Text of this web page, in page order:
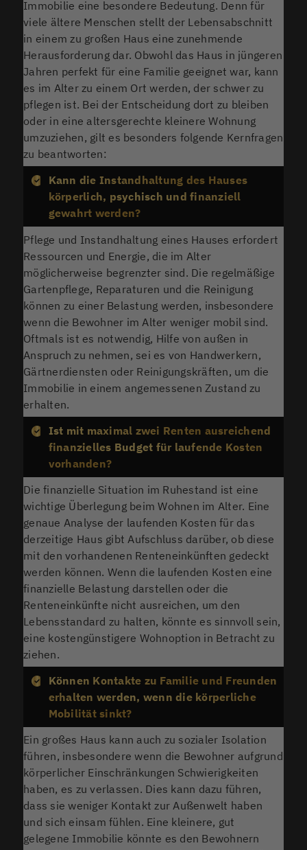
Immobilie eine besondere Bedeutung. Denn für
viele ältere Menschen stellt der Lebensabschnitt
in einem zu großen Haus eine zunehmende
Herausforderung dar. Obwohl das Haus in jüngeren
Jahren perfekt für eine Familie geeignet war, kann
es im Alter zu einem Ort werden, der schwer zu
pflegen ist. Bei der Entscheidung dort zu bleiben
oder in eine altersgerechte kleinere Wohnung
umzuziehen, gilt es besonders folgende Kernfragen
zu beantworten:
Kann die Instandhaltung des Hauses
körperlich, psychisch und finanziell
gewahrt werden?
Pflege und Instandhaltung eines Hauses erfordert
Ressourcen und Energie, die im Alter
möglicherweise begrenzter sind. Die regelmäßige
Gartenpflege, Reparaturen und die Reinigung
können zu einer Belastung werden, insbesondere
wenn die Bewohner im Alter weniger mobil sind.
Oftmals ist es notwendig, Hilfe von außen in
Anspruch zu nehmen, sei es von Handwerkern,
Gärtnerdiensten oder Reinigungskräften, um die
Immobilie in einem angemessenen Zustand zu
erhalten.
Ist mit maximal zwei Renten ausreichend
finanzielles Budget für laufende Kosten
vorhanden?
Die finanzielle Situation im Ruhestand ist eine
wichtige Überlegung beim Wohnen im Alter. Eine
genaue Analyse der laufenden Kosten für das
derzeitige Haus gibt Aufschluss darüber, ob diese
mit den vorhandenen Renteneinkünften gedeckt
werden können. Wenn die laufenden Kosten eine
finanzielle Belastung darstellen oder die
Renteneinkünfte nicht ausreichen, um den
Lebensstandard zu halten, könnte es sinnvoll sein,
eine kostengünstigere Wohnoption in Betracht zu
ziehen.
Können Kontakte zu Familie und Freunden
erhalten werden, wenn die körperliche
Mobilität sinkt?
Ein großes Haus kann auch zu sozialer Isolation
führen, insbesondere wenn die Bewohner aufgrund
körperlicher Einschränkungen Schwierigkeiten
haben, es zu verlassen. Dies kann dazu führen,
dass sie weniger Kontakt zur Außenwelt haben
und sich einsam fühlen. Eine kleinere, gut
gelegene Immobilie könnte es den Bewohnern